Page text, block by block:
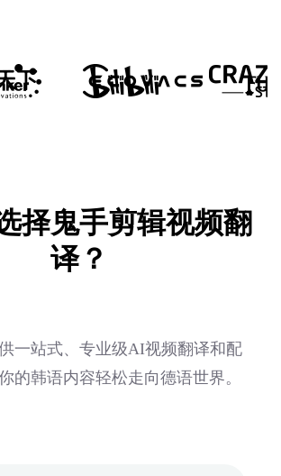
择鬼手剪辑视频翻
译？
一站式、专业级AI视频翻译和配
的韩语内容轻松走向德语世界。